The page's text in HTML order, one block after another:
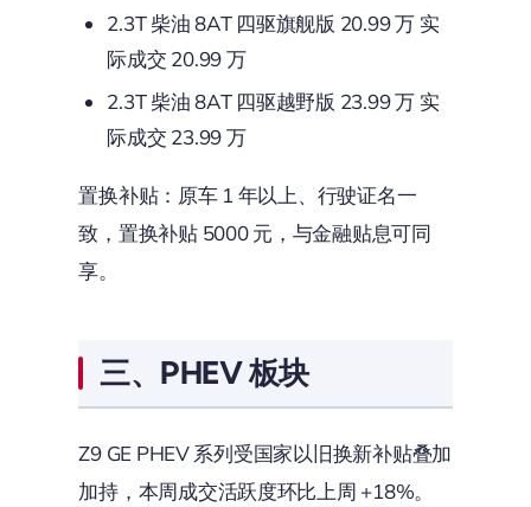
2.3T 柴油 8AT 四驱旗舰版 20.99 万 实
际成交 20.99 万
2.3T 柴油 8AT 四驱越野版 23.99 万 实
际成交 23.99 万
置换补贴：原车 1 年以上、行驶证名一
致，置换补贴 5000 元，与金融贴息可同
享。
三、PHEV 板块
Z9 GE PHEV 系列受国家以旧换新补贴叠加
加持，本周成交活跃度环比上周 +18%。